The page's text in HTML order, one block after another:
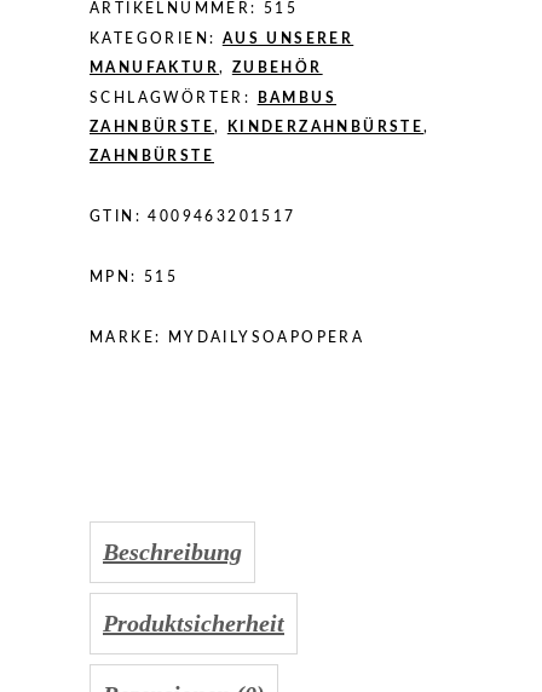
ARTIKELNUMMER: 515
KATEGORIEN: AUS UNSERER
MANUFAKTUR, ZUBEHÖR
SCHLAGWÖRTER:
BAMBUS
ZAHNBÜRSTE, KINDERZAHNBÜRSTE,
ZAHNBÜRSTE
GTIN:4009463201517
MPN: 515
MARKE: MYDAILYSOAPOPERA
Beschreibung
Produktsicherheit